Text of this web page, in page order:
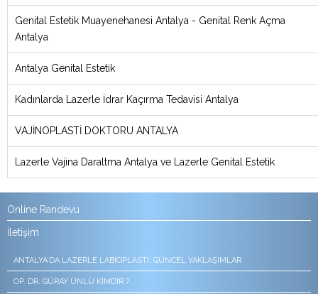
Genital Estetik Muayenehanesi Antalya - Genital Renk Açma
Antalya
Antalya Genital Estetik
Kadınlarda Lazerle İdrar Kaçırma Tedavisi Antalya
VAJİNOPLASTİ DOKTORU ANTALYA
Lazerle Vajina Daraltma Antalya ve Lazerle Genital Estetik
Online Randevu
İletişim
ANTALYA’DA LAZERLE LABIOPLASTI: GÜNCEL YAKLAŞIMLAR
OP. DR. GÜRAY ÜNLÜ KIMDIR ?